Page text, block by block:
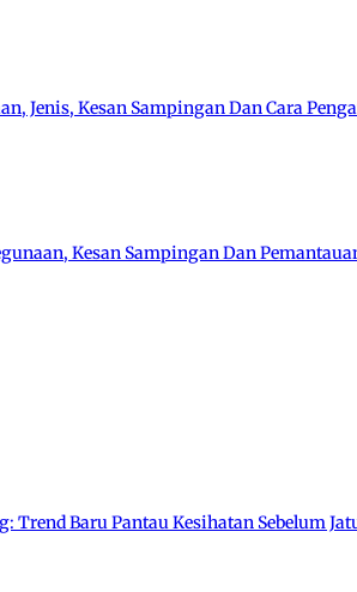
Jenis, Kesan Sampingan Dan Cara
Kesan Sampingan Dan
Trend Baru Pantau Kesihatan Sebelum